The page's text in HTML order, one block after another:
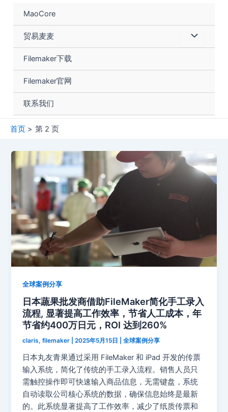
MaoCore
贸易麦麦 菜
Filemaker下载
Filemaker官网
联系我们
首页 第 2 页
全球案例分享
日本蔬果批发商借助FileMaker简化手工录入
流程, 显著提高工作效率，节省人工成本，年
节省约400万日元，ROI 达到260%
claris, filemaker |2025年5月15日 |全球案例分享
日本丸友青果通过采用 FileMaker 和 iPad 开发的传票
输入系统，简化了传统的手工录入流程。销售人员只
需触控操作即可快速输入商品信息，无需键盘，系统
自动读取公司核心系统的数据，确保信息始终是最新
的。此系统显著提高了工作效率，减少了纸质传票和